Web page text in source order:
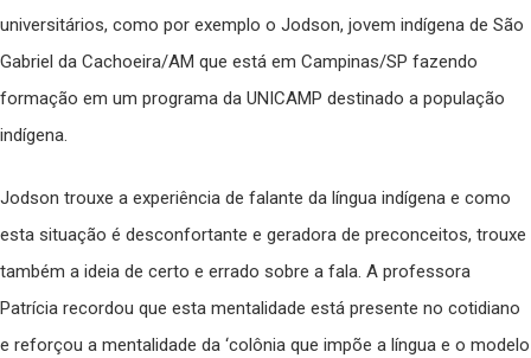
universitários, como por exemplo o Jodson, jovem indígena de São
Gabriel da Cachoeira/AM que está em Campinas/SP fazendo
formação em um programa da UNICAMP destinado a população
indígena.
Jodson trouxe a experiência de falante da língua indígena e como
esta situação é desconfortante e geradora de preconceitos, trouxe
também a ideia de certo e errado sobre a fala. A professora
Patrícia recordou que esta mentalidade está presente no cotidiano
e reforçou a mentalidade da ‘colônia que impõe a língua e o modelo